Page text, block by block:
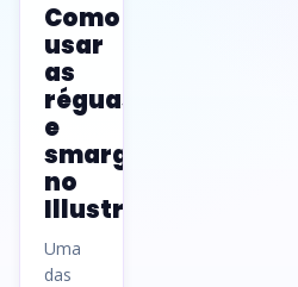
Como
usar
as
réguas
e
smarguides
no
Illustrator
Uma
das